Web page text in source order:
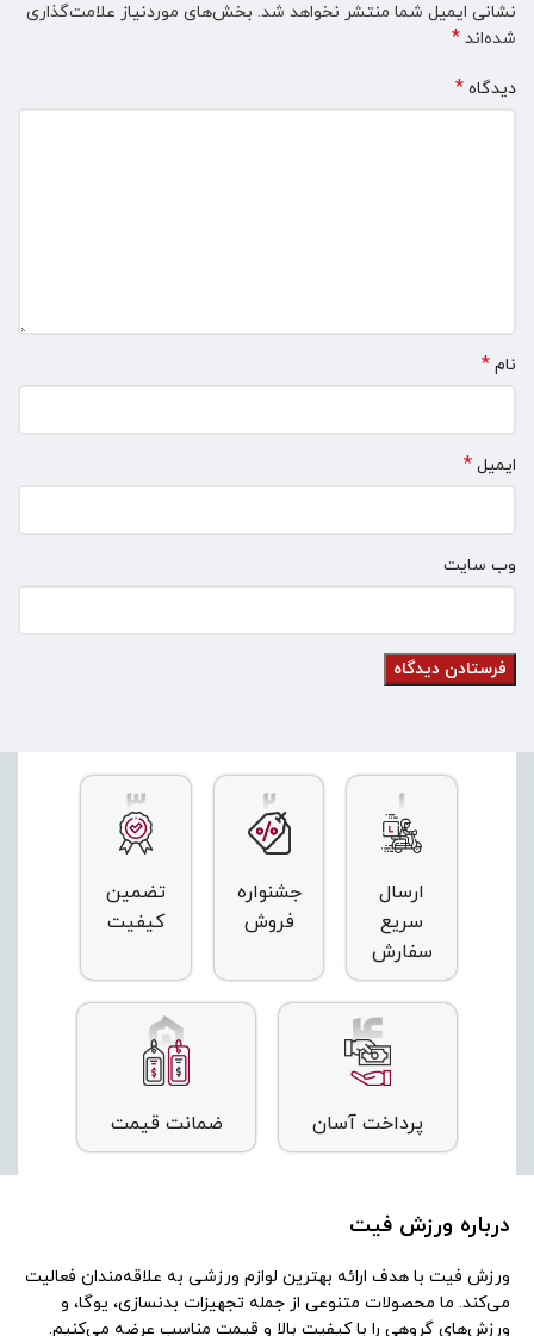
نشانی ایمیل شما منتشر نخواهد شد. بخش‌های موردنیاز علامت‌گذاری
شده‌اند *
دیدگاه *
نام *
ایمیل *
وب‌ سایت
ارسال
سریع
سفارش
جشنواره
فروش
تضمین
کیفیت
پرداخت آسان ضمانت قیمت
درباره ورزش فیت
ورزش فیت با هدف ارائه بهترین لوازم ورزشی به علاقه‌مندان فعالیت
می‌کند. ما محصولات متنوعی از جمله تجهیزات بدنسازی، یوگا، و
ورزش‌های گروهی را با کیفیت بالا و قیمت مناسب عرضه می‌کنیم.